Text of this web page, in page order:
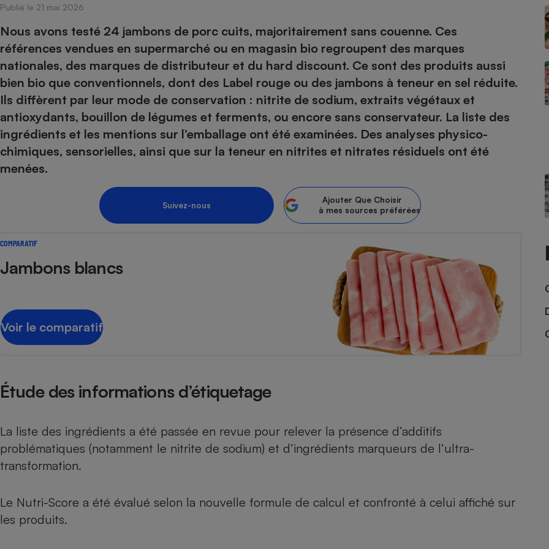
Publié le 21 mai 2026
Nous avons testé 24 jambons de porc cuits, majoritairement sans couenne. Ces
références vendues en supermarché ou en magasin bio regroupent des marques
nationales, des marques de distributeur et du hard discount. Ce sont des produits aussi
bien bio que conventionnels, dont des Label rouge ou des jambons à teneur en sel réduite.
Ils diffèrent par leur mode de conservation : nitrite de sodium, extraits végétaux et
antioxydants, bouillon de légumes et ferments, ou encore sans conservateur. La liste des
ingrédients et les mentions sur l’emballage ont été examinées. Des analyses physico-
chimiques, sensorielles, ainsi que sur la teneur en nitrites et nitrates résiduels ont été
menées.
Suivez-nous
Ajouter Que Choisir
à mes sources préférées
COMPARATIF
Jambons blancs
Voir le comparatif
Étude des informations d’étiquetage
La liste des ingrédients a été passée en revue pour relever la présence d’additifs
problématiques (notamment le nitrite de sodium) et d’ingrédients marqueurs de l’ultra-
transformation.
Le Nutri-Score a été évalué selon la nouvelle formule de calcul et confronté à celui affiché sur
les produits.
Complément
alimentaire
Foie gras
Assurance emprunteur Assurance vie
Gros électroménager
Petit électroménager - Ustensile
Lave-vaisselle
Four encastrable
Téléphonie
Ordinateur portable
Appareil photo
numérique
Antivirus
Matelas Poêle à granulés
Électricité - Gaz
Climatiseur -
Mutuelle Aide auditive
Antimoustique Crème solaire